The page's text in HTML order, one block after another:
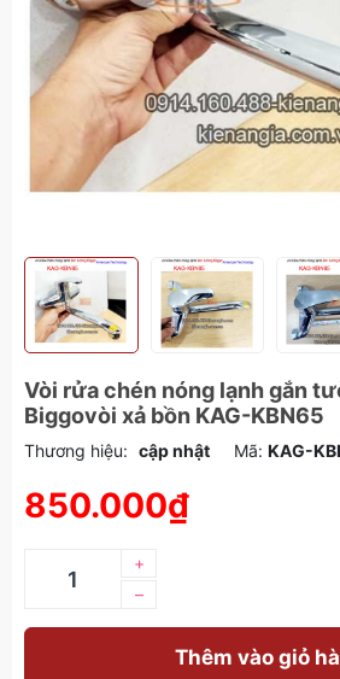
Vòi rửa chén nóng lạnh gắn
Biggovòi xả bồn KAG-KBN65
Thương hiệu: cập nhật Mã: KAG-
850.000₫
–
+
Thêm vào giỏ